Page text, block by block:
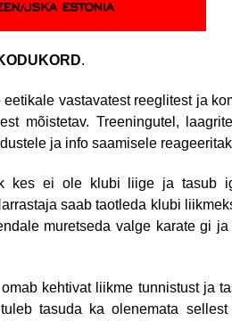
.
vastavatest reeglitest ja
mõistetav. Treeningutel,
ja info saamisele
kes ei ole klubi liige ja tasub
saab taotleda klubi
muretseda valge karate gi
kehtivat liikme tunnistust ja
tasuda ka olenemata sellest